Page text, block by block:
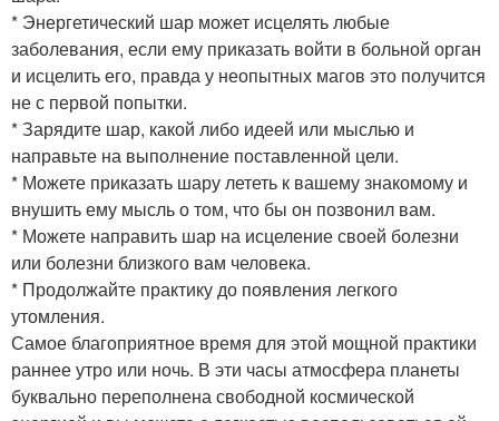
* Энергетический шар может исцелять любые
заболевания, если ему приказать войти в больной орган
и исцелить его, правда у неопытных магов это получится
не с первой попытки.
* Зарядите шар, какой либо идеей или мыслью и
направьте на выполнение поставленной цели.
* Можете приказать шару лететь к вашему знакомому и
внушить ему мысль о том, что бы он позвонил вам.
* Можете направить шар на исцеление своей болезни
или болезни близкого вам человека.
* Продолжайте практику до появления легкого
утомления.
Самое благоприятное время для этой мощной практики
раннее утро или ночь. В эти часы атмосфера планеты
буквально переполнена свободной космической